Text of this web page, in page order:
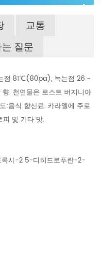
교통
질문
점 81℃(80pa), 녹는점 26 ~
. 천연물은 로스트 버지니아
:음식 향신료. 카라멜에 주로
피 및 기타 맛.
시-2 5-디히드로푸란-2-